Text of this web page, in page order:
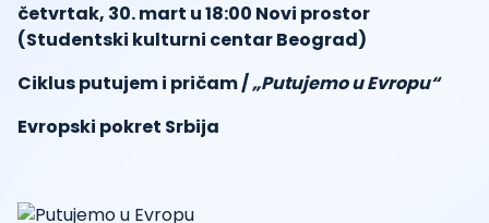
četvrtak, 30. mart u 18:00 Novi prostor
(Studentski kulturni centar Beograd)
Ciklus putujem i pričam /„Putujemo u Evropu“
Evropski pokret Srbija